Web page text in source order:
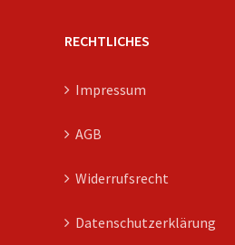
RECHTLICHES
Impressum
AGB
Widerrufsrecht
Datenschutzerklärung